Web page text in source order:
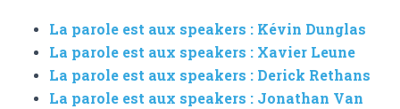
La parole est aux speakers : Kévin Dunglas
La parole est aux speakers : Xavier Leune
La parole est aux speakers : Derick Rethans
La parole est aux speakers : Jonathan Van